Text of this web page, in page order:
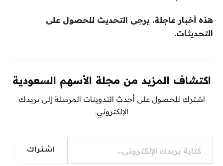
هذه أخبار عاجلة. يرجى التحديث للحصول على
التحديثات.
اكتشاف المزيد من مجلة الأسهم السعودية
اشترك للحصول على أحدث التدوينات المرسلة إلى بريدك
الإلكتروني.
كتابة بريدك الإلكتروني...
اشتراك